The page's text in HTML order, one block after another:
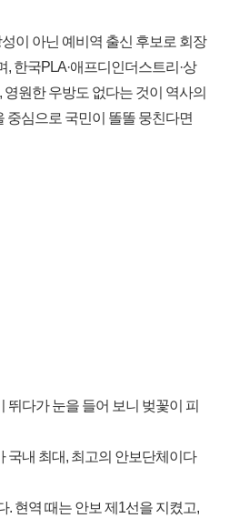
이 아닌 예비역 출신 후보로 회장
한국PLA·애프디인더스트리·상
원한 우방도 없다는 것이 역사의
중심으로 국민이 똘똘 뭉친다면
다가 눈을 들어 보니 벚꽃이 피
국내 최대, 최고의 안보단체이다
현역 때는 안보 제1선을 지켰고,